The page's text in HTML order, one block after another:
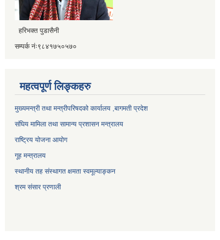
हरिभक्त पुडासैनी
सम्पर्क नंः९८४१७५०५७०
महत्वपूर्ण लिङ्कहरु
मुख्यमन्त्री तथा मन्त्रीपरिषदको कार्यालय ,बागमती प्रदेश
संघिय मामिला तथा सामान्य प्रशासन मन्त्रालय
राष्ट्रिय योजना आयोग
गूह मन्त्रालय
स्थानीय तह संस्थागत क्षमता स्वमूल्याङ्कन
श्रम संसार प्रणाली